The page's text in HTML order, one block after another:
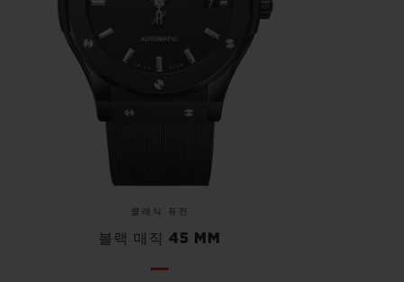
클래식 퓨전
블랙 매직 45 MM